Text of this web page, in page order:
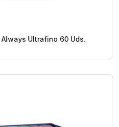
Ultrafino 60 Uds.